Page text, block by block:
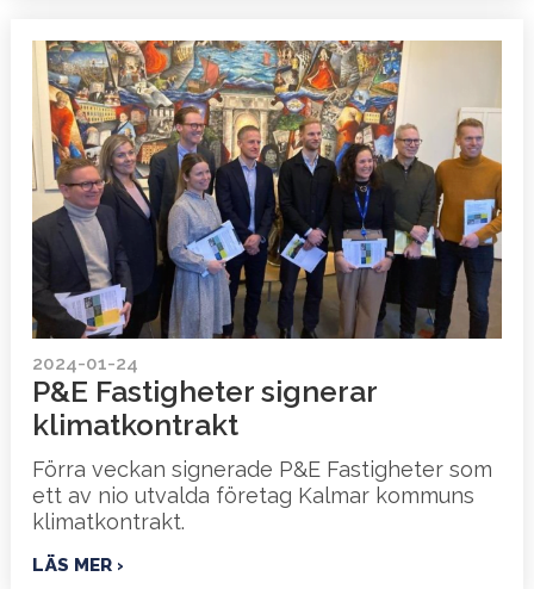
2024-01-24
P&E Fastigheter signerar
klimatkontrakt
Förra veckan signerade P&E Fastigheter som
ett av nio utvalda företag Kalmar kommuns
klimatkontrakt.
LÄS MER